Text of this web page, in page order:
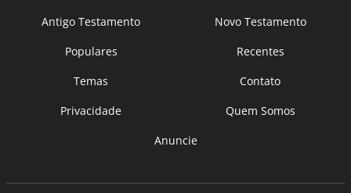
Antigo Testamento
Novo Testamento
Populares
Recentes
Temas
Contato
Privacidade
Quem Somos
Anuncie